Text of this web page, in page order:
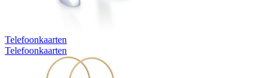
Telefoonkaarten
Telefoonkaarten